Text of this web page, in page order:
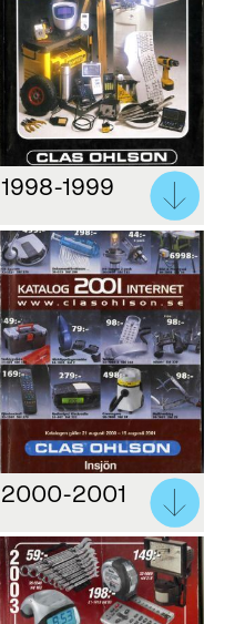
1998-1999
2000-2001